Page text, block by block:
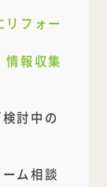
リフォー
情報収集
討中の
ム相談